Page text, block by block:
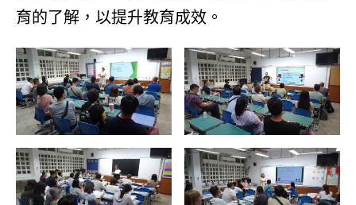
育的了解，以提升教育成效。